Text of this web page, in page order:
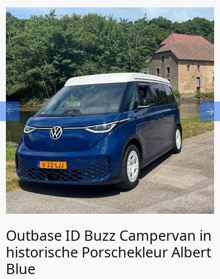
Previous
Outbase ID Buzz Campervan in
historische Porschekleur Albert
Blue